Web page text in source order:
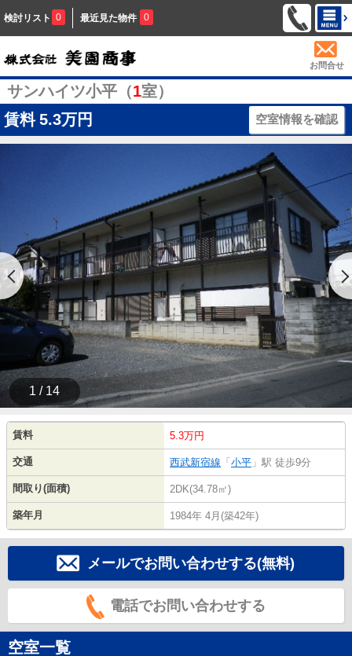
検討リスト 0 最近見た物件 0
お問合せ
サンハイツ小平（1室）
賃料 5.3万円 空室情報を確認
1 / 14
賃料 5.3万円
交通 西武新宿線 「 小平 」駅 徒歩9分
間取り(面積) 2DK(34.78㎡)
築年月 1984年 4月(築42年)
メールでお問い合わせする(無料)
電話でお問い合わせする
空室一覧